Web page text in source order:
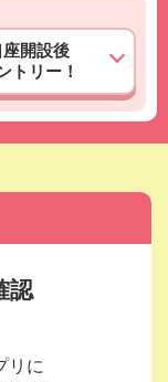
座開設後
トリー！
認
リに